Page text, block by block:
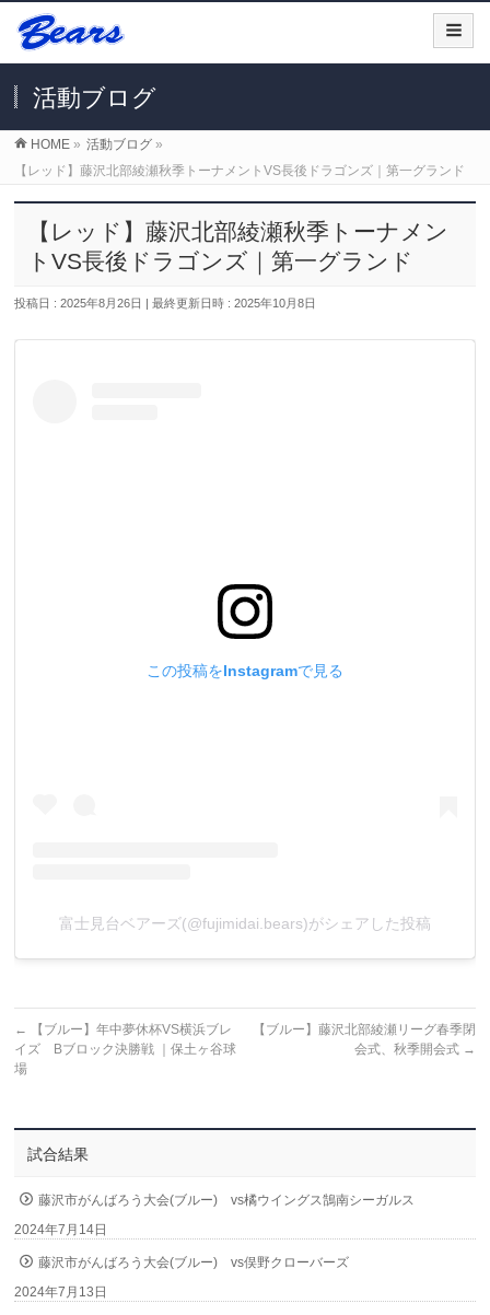
活動ブログ
HOME » 活動ブログ »
【レッド】藤沢北部綾瀬秋季トーナメントVS長後ドラゴンズ｜第一グランド
【レッド】藤沢北部綾瀬秋季トーナメン
トVS長後ドラゴンズ｜第一グランド
投稿日 : 2025年8月26日 最終更新日時 : 2025年10月8日
この投稿をInstagramで見る
富士見台ベアーズ(@fujimidai.bears)がシェアした投稿
←
【ブルー】年中夢休杯VS横浜ブレ
イズ Bブロック決勝戦 ｜保土ヶ谷球
場
【ブルー】藤沢北部綾瀬リーグ春季閉
会式、秋季開会式 →
試合結果
藤沢市がんばろう大会(ブルー) vs橘ウイングス鵠南シーガルス
2024年7月14日
藤沢市がんばろう大会(ブルー) vs俣野クローバーズ
2024年7月13日